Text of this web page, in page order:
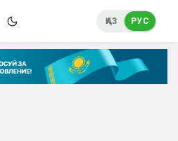
ҚАЗ РУС